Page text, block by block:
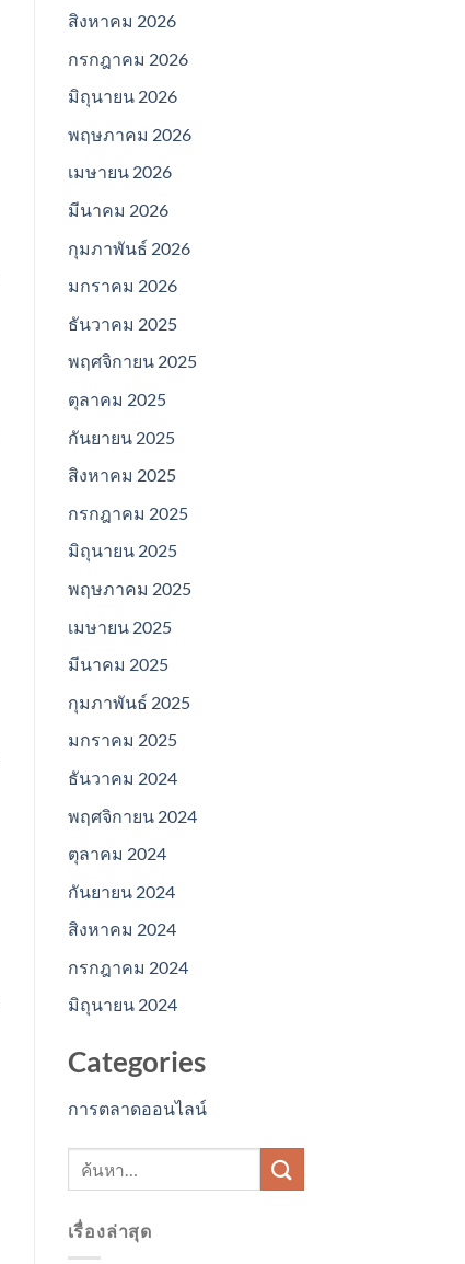
สิงหาคม 2026
กรกฎาคม 2026
มิถุนายน 2026
พฤษภาคม 2026
เมษายน 2026
มีนาคม 2026
กุมภาพันธ์ 2026
มกราคม 2026
ธันวาคม 2025
พฤศจิกายน 2025
ตุลาคม 2025
กันยายน 2025
สิงหาคม 2025
กรกฎาคม 2025
มิถุนายน 2025
พฤษภาคม 2025
เมษายน 2025
มีนาคม 2025
กุมภาพันธ์ 2025
มกราคม 2025
ธันวาคม 2024
พฤศจิกายน 2024
ตุลาคม 2024
กันยายน 2024
สิงหาคม 2024
กรกฎาคม 2024
มิถุนายน 2024
Categories
การตลาดออนไลน์
เรื่องล่าสุด